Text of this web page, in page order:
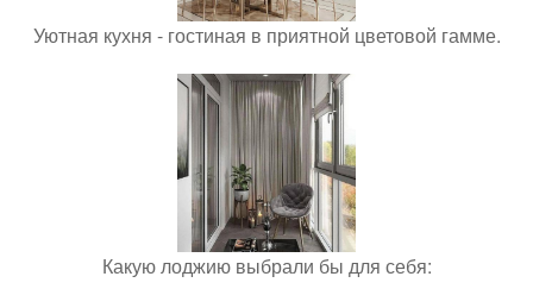
Уютная кухня - гостиная в приятной цветовой гамме.
Какую лоджию выбрали бы для себя: